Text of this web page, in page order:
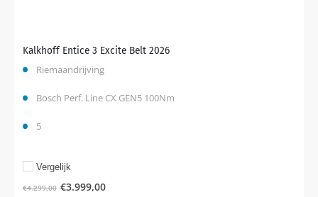
Kalkhoff Entice 3 Excite Belt 2026
Riemaandrijving
Bosch Perf. Line CX GEN5 100Nm
5
€4.299,00 €3.999,00
Vergelijk